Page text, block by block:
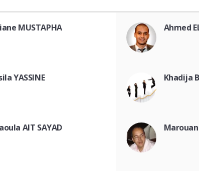
MUSTAPHA Ahmed
YASSINE Khadija
AIT SAYAD